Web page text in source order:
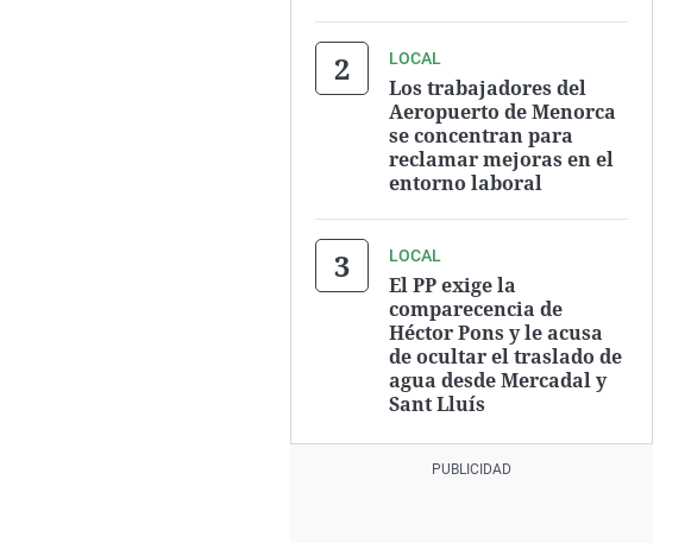
LOCAL
Los trabajadores del
Aeropuerto de Menorca
se concentran para
reclamar mejoras en el
entorno laboral
LOCAL
El PP exige la
comparecencia de
Héctor Pons y le acusa
de ocultar el traslado de
agua desde Mercadal y
Sant Lluís